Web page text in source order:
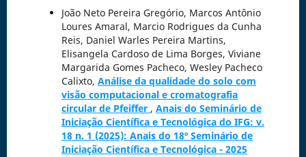
João Neto Pereira Gregório, Marcos Antônio
Loures Amaral, Marcio Rodrigues da Cunha
Reis, Daniel Warles Pereira Martins,
Elisangela Cardoso de Lima Borges, Viviane
Margarida Gomes Pacheco, Wesley Pacheco
Calixto, Análise da qualidade do solo com
visão computacional e cromatografia
circular de Pfeiffer , Anais do Seminário de
Iniciação Científica e Tecnológica do IFG: v.
18 n. 1 (2025): Anais do 18º Seminário de
Iniciação Científica e Tecnológica - 2025